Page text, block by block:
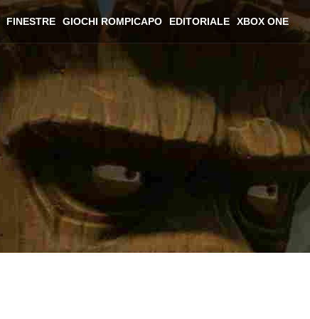
FINESTRE GIOCHI ROMPICAPO EDITORIALE XBOX ONE